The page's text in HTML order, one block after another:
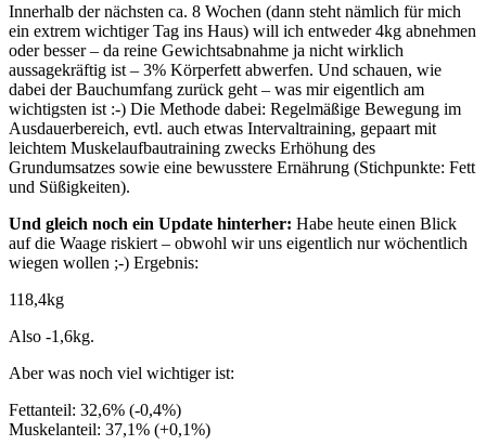
Innerhalb der nächsten ca. 8 Wochen (dann steht nämlich für mich
ein extrem wichtiger Tag ins Haus) will ich entweder 4kg abnehmen
oder besser – da reine Gewichtsabnahme ja nicht wirklich
aussagekräftig ist – 3% Körperfett abwerfen. Und schauen, wie
dabei der Bauchumfang zurück geht – was mir eigentlich am
wichtigsten ist :-) Die Methode dabei: Regelmäßige Bewegung im
Ausdauerbereich, evtl. auch etwas Intervaltraining, gepaart mit
leichtem Muskelaufbautraining zwecks Erhöhung des
Grundumsatzes sowie eine bewusstere Ernährung (Stichpunkte: Fett
und Süßigkeiten).
Und gleich noch ein Update hinterher: Habe heute einen Blick
auf die Waage riskiert – obwohl wir uns eigentlich nur wöchentlich
wiegen wollen ;-) Ergebnis:
118,4kg
Also -1,6kg.
Aber was noch viel wichtiger ist:
Fettanteil: 32,6% (-0,4%)
Muskelanteil: 37,1% (+0,1%)